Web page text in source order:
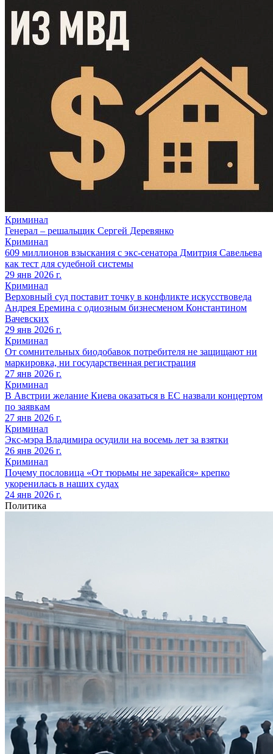
Криминал
Генерал – решальщик Сергей Деревянко
Криминал
609 миллионов взыскания с экс-сенатора Дмитрия Савельева
как тест для судебной системы
29 янв 2026 г.
Криминал
Верховный суд поставит точку в конфликте искусствоведа
Андрея Еремина с одиозным бизнесменом Константином
Вачевских
29 янв 2026 г.
Криминал
От сомнительных биодобавок потребителя не защищают ни
маркировка, ни государственная регистрация
27 янв 2026 г.
Криминал
В Австрии желание Киева оказаться в ЕС назвали концертом
по заявкам
27 янв 2026 г.
Криминал
Экс-мэра Владимира осудили на восемь лет за взятки
26 янв 2026 г.
Криминал
Почему пословица «От тюрьмы не зарекайся» крепко
укоренилась в наших судах
24 янв 2026 г.
Политика